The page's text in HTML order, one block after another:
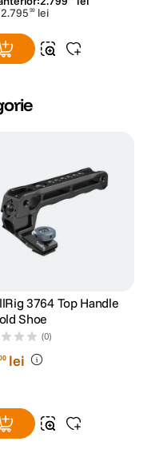
2.795 99 lei
3764 Top Handle
Shoe
(0)
lei